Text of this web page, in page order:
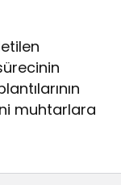
muhtarlara